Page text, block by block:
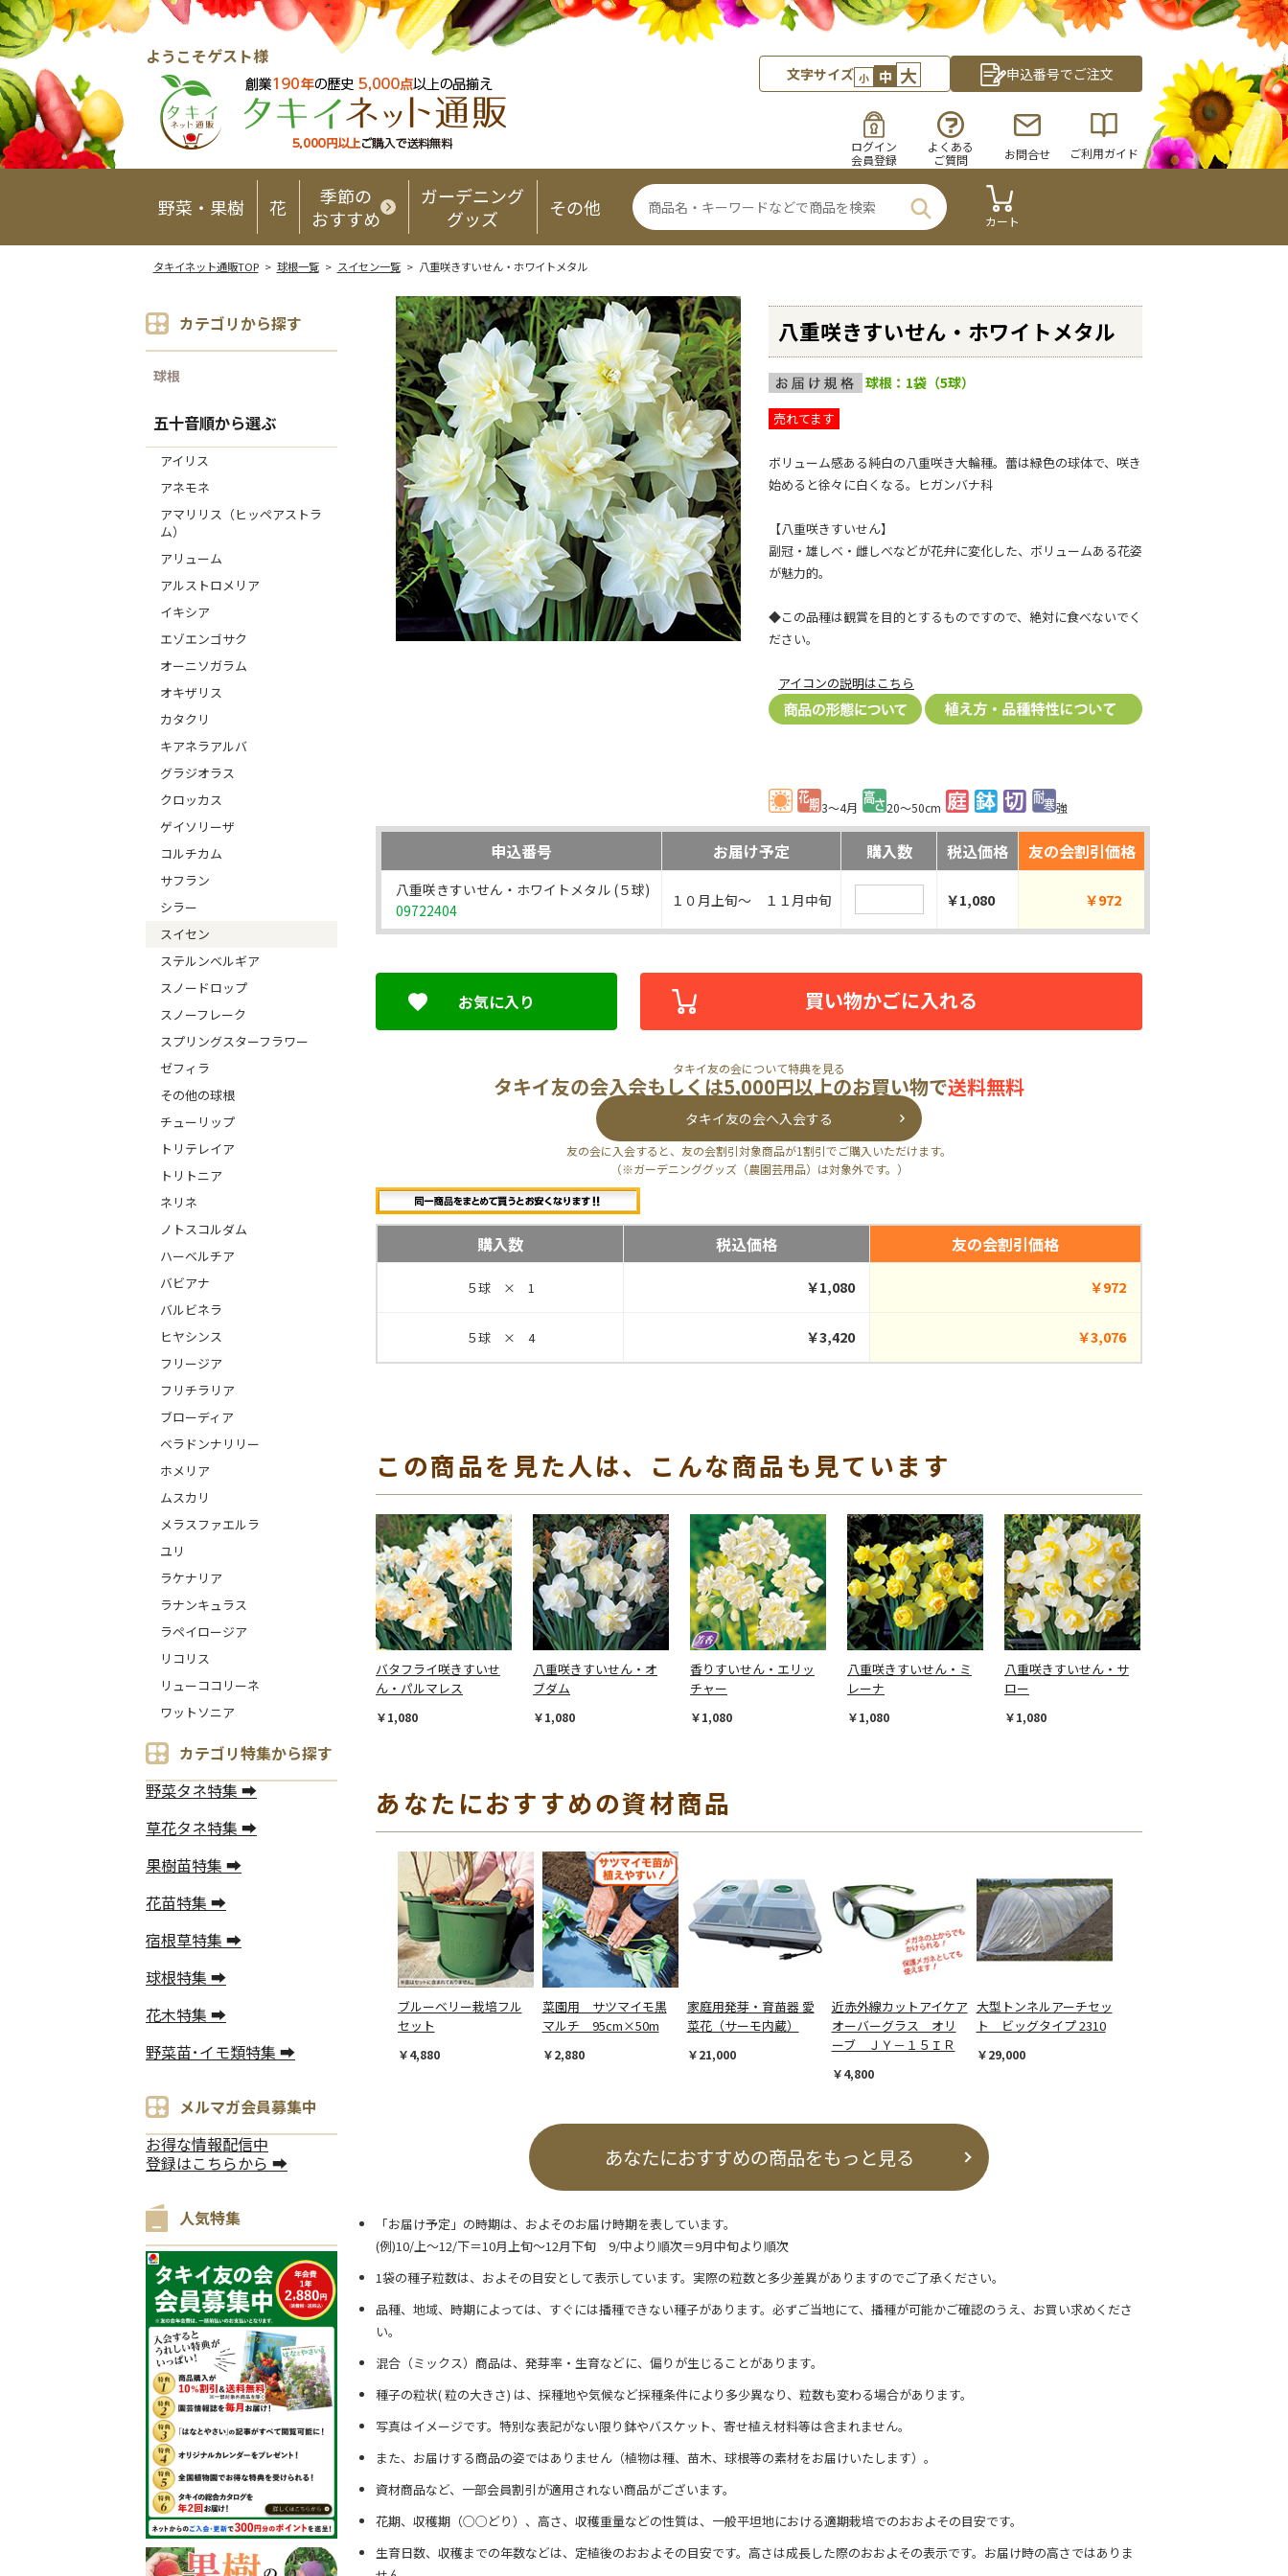
ようこそゲスト様
文字サイズ 小 中 大 申込番号でご注文
ログイン
会員登録
よくある
ご質問
お問合せ ご利用ガイド
野菜・果樹 花
季節の
おすすめ
ガーデニング
グッズ
その他
カート
タキイネット通販TOP> 球根一覧> スイセン一覧> 八重咲きすいせん・ホワイトメタル
カテゴリから探す
球根
五十音順から選ぶ
アイリス
アネモネ
アマリリス（ヒッペアストラ
ム）
アリューム
アルストロメリア
イキシア
エゾエンゴサク
オーニソガラム
オキザリス
カタクリ
キアネラアルバ
グラジオラス
クロッカス
ゲイソリーザ
コルチカム
サフラン
シラー
スイセン
ステルンベルギア
スノードロップ
スノーフレーク
スプリングスターフラワー
ゼフィラ
その他の球根
チューリップ
トリテレイア
トリトニア
ネリネ
ノトスコルダム
ハーベルチア
バビアナ
バルビネラ
ヒヤシンス
フリージア
フリチラリア
ブローディア
ベラドンナリリー
ホメリア
ムスカリ
メラスファエルラ
ユリ
ラケナリア
ラナンキュラス
ラペイロージア
リコリス
リューココリーネ
ワットソニア
カテゴリ特集から探す
野菜タネ特集 ➡
草花タネ特集 ➡
果樹苗特集 ➡
花苗特集 ➡
宿根草特集 ➡
球根特集 ➡
花木特集 ➡
野菜苗･イモ類特集 ➡
メルマガ会員募集中
お得な情報配信中
登録はこちらから ➡
人気特集
八重咲きすいせん・ホワイトメタル
球根：1袋（5球）
売れてます
ボリューム感ある純白の八重咲き大輪種。蕾は緑色の球体で、咲き
始めると徐々に白くなる。ヒガンバナ科
【八重咲きすいせん】
副冠・雄しべ・雌しべなどが花弁に変化した、ボリュームある花姿
が魅力的。
◆この品種は観賞を目的とするものですので、絶対に食べないでく
ださい。
アイコンの説明はこちら
3～4月 20～50cm 強
申込番号 お届け予定 購入数 税込価格 友の会割引価格
八重咲きすいせん・ホワイトメタル (５球)
09722404
１０月上旬～ １１月中旬 ￥1,080 ￥972
お気に入り 買い物かごに入れる
タキイ友の会について特典を見る
タキイ友の会入会もしくは5,000円以上のお買い物で送料無料
タキイ友の会へ入会する
友の会に入会すると、友の会割引対象商品が1割引でご購入いただけます。
（※ガーデニンググッズ（農園芸用品）は対象外です。）
購入数 税込価格 友の会割引価格
５球 × 1 ￥1,080 ￥972
５球 × 4 ￥3,420 ￥3,076
この商品を見た人は、こんな商品も見ています
バタフライ咲きすいせ
ん・パルマレス
￥1,080
八重咲きすいせん・オ
ブダム
￥1,080
香りすいせん・エリッ
チャー
￥1,080
八重咲きすいせん・ミ
レーナ
￥1,080
八重咲きすいせん・サ
ロー
￥1,080
あなたにおすすめの資材商品
ブルーベリー栽培フル
セット
￥4,880
菜園用 サツマイモ黒
マルチ 95cm×50m
￥2,880
家庭用発芽・育苗器 愛
菜花（サーモ内蔵）
￥21,000
近赤外線カットアイケア
オーバーグラス オリ
ーブ ＪＹ－１５ＩＲ
￥4,800
大型トンネルアーチセッ
ト ビッグタイプ 2310
￥29,000
あなたにおすすめの商品をもっと見る
「お届け予定」の時期は、およそのお届け時期を表しています。
(例)10/上～12/下＝10月上旬～12月下旬 9/中より順次＝9月中旬より順次
1袋の種子粒数は、およその目安として表示しています。実際の粒数と多少差異がありますのでご了承ください。
品種、地域、時期によっては、すぐには播種できない種子があります。必ずご当地にて、播種が可能かご確認のうえ、お買い求めくださ
い。
混合（ミックス）商品は、発芽率・生育などに、偏りが生じることがあります。
種子の粒状( 粒の大きさ) は、採種地や気候など採種条件により多少異なり、粒数も変わる場合があります。
写真はイメージです。特別な表記がない限り鉢やバスケット、寄せ植え材料等は含まれません。
また、お届けする商品の姿ではありません（植物は種、苗木、球根等の素材をお届けいたします）。
資材商品など、一部会員割引が適用されない商品がございます。
花期、収穫期（○○どり）、高さ、収穫重量などの性質は、一般平坦地における適期栽培でのおおよその目安です。
生育日数、収穫までの年数などは、定植後のおおよその目安です。高さは成長した際のおおよその表示です。お届け時の高さではありま